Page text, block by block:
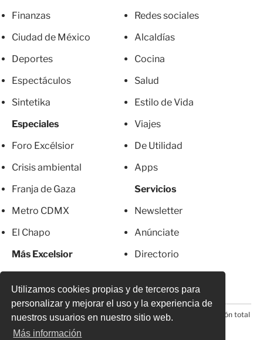
Utilizamos cookies propias y de terceros para
personalizar y mejorar el uso y la experiencia de
nuestros usuarios en nuestro sitio web.
Más información
Finanzas
Ciudad de México
Deportes
Espectáculos
Sintetika
Especiales
Foro Excélsior
Crisis ambiental
Franja de Gaza
Metro CDMX
El Chapo
Más Excelsior
Redes sociales
Alcaldías
Cocina
Salud
Estilo de Vida
Viajes
De Utilidad
Apps
Servicios
Newsletter
Anúnciate
Directorio
© 2026 Todos los derechos reservados. Prohibida la reproducción total
o parcial, incluyendo cualquier medio electrónico*